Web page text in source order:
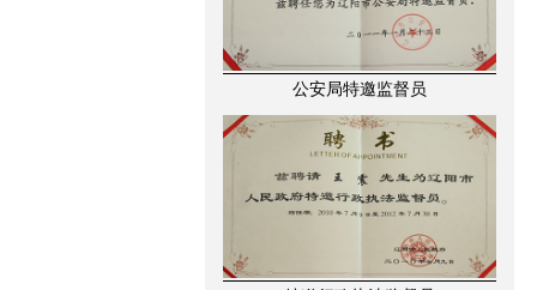
公安局特邀监督员
特邀行政执法监督员